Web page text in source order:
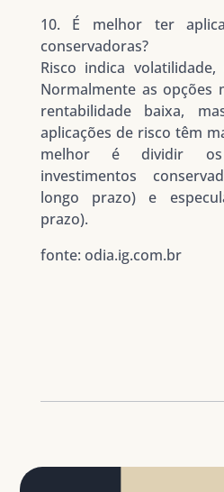
10. É melhor ter
conservadoras?
Risco indica
Normalmente as opções
rentabilidade baixa,
aplicações de risco têm
melhor é dividir
investimentos
longo prazo) e
prazo).
fonte: odia.ig.com.br